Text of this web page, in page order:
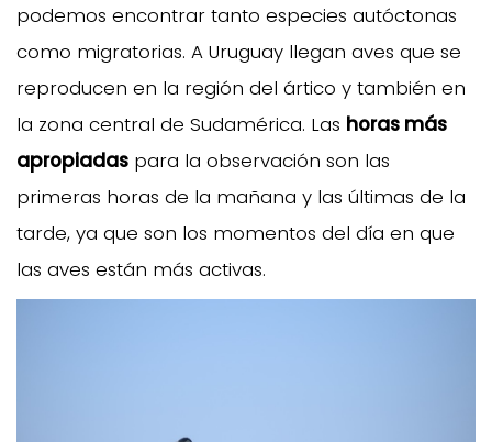
podemos encontrar tanto especies autóctonas
como migratorias. A Uruguay llegan aves que se
reproducen en la región del ártico y también en
la zona central de Sudamérica. Las horas más
apropiadas para la observación son las
primeras horas de la mañana y las últimas de la
tarde, ya que son los momentos del día en que
las aves están más activas.